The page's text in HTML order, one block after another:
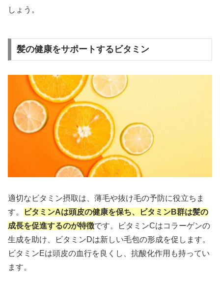
しょう。
髪の健康をサポートするビタミン
適切なビタミン摂取は、薄毛や抜け毛の予防に役立ちま
す。
ビタミンAは頭皮の健康を保ち、ビタミンB群は髪の
成長を促進するのが特徴です。ビタミンCはコラーゲンの
生成を助け、ビタミンDは新しい毛包の形成を促します。
ビタミンEは頭皮の血行を良くし、抗酸化作用も持ってい
ます。